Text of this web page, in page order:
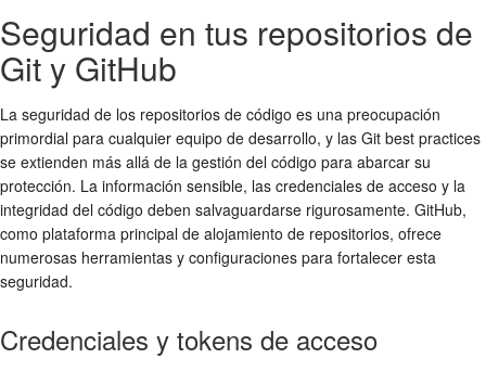
Seguridad en tus repositorios de
Git y GitHub
La seguridad de los repositorios de código es una preocupación
primordial para cualquier equipo de desarrollo, y las Git best practices
se extienden más allá de la gestión del código para abarcar su
protección. La información sensible, las credenciales de acceso y la
integridad del código deben salvaguardarse rigurosamente. GitHub,
como plataforma principal de alojamiento de repositorios, ofrece
numerosas herramientas y configuraciones para fortalecer esta
seguridad.
Credenciales y tokens de acceso